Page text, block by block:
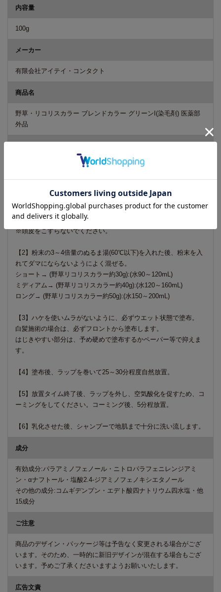
内容量
100g
メーカー
有限会社アイテイ・コンタクト
商品名
野草・リコリスカラー ブレンドカラー グリーンI(染毛剤) 医薬部
外品
ヘアケア 染毛剤 カラーリング
【1】染まりやすく、ムラを減らすため髪と地肌をウエット状態に
する。
※頭皮をこすらないでください。
【2】粉末の3～4倍量のぬるま湯(60℃以下)を入れた後、粉末を入
れてダマにならないようによく混ぜる。
ショート→ (野草リコリスカラー約30g):(水90～120mL)
ミディアム→ (野草リコリスカラー約40g):(水120～160mL)
ロング→ (野草リコリスカラー約50g):(水150～200mL)
【3】ハケを使いムラがないように、必ずウエット状態で塗布。
白髪施術の場合は、必ずフロントから塗布します。
はじきやすい部分は、予め硬めで塗布するかペーパー等で抑えま
す。
【4】塗布後、ラップを巻いて25～30分程度自然放置。
【5】放置タイム終了後、ラップを外し、空気酸化を促すため、コ
ーミングをしてください。コーミング後、5分程放置。
【6】乳化させた後、シャンプーで地肌まで十分に洗い流します。
成分
有効成分:パラアミノフェノール・ニトロパラフェニレンジアミ
ン・αナフトール・塩酸2.4-ジアミノフェノキシエタノール
その他の成分:コムギデンプン・エデト酸四ナトリウム四水塩・他
15成分
ご注意
商品のデザイン・パッケージ等は予告なく変更される場合がござ
います。そのため、一時的に新旧デザインが混在する場合もござ
います。予めご了承くださいますようお願いいたします。
広告文責